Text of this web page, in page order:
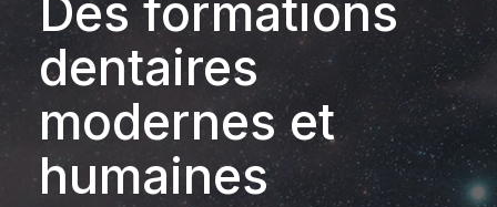
Des formations
dentaires
modernes et
humaines